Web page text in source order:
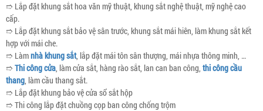
➱ Lắp đặt khung sắt hoa văn mỹ thuật, khung sắt nghệ thuật, mỹ nghệ cao
cấp.
➱ Lắp đặt khung sắt bảo vệ sân trước, khung sắt mái hiên, làm khung sắt kết
hợp với mái che.
➱ Làmnhà khung sắt, lắp đặt mái tôn sân thượng, mái nhựa thông minh, …
➱ Thi công cửa, làm cửa sắt, hàng rào sắt, lan can ban công, thi công cầu
thang, làm cầu thang sắt.
➱ Lắp đặt khung bảo vệ cửa sổ sắt hộp
➱ Thi công lắp đặt chuồng cọp ban công chống trộm